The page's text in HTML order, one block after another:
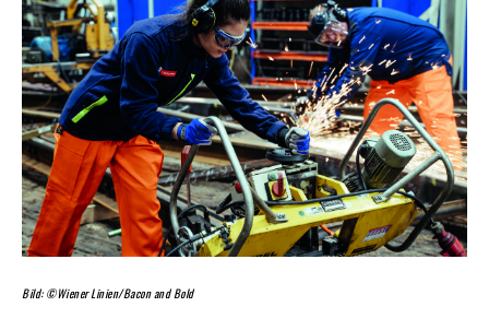
Bild: ©Wiener Linien/Bacon and Bold